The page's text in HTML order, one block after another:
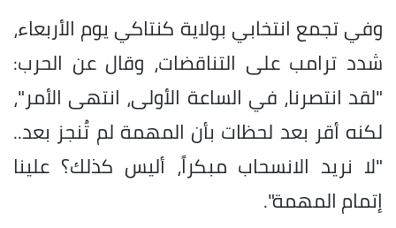
وفي تجمع انتخابي بولاية كنتاكي يوم الأربعاء،
شدد ترامب على التناقضات، وقال عن الحرب:
"لقد انتصرنا، في الساعة الأولى، انتهى الأمر"،
لكنه أقر بعد لحظات بأن المهمة لم تُنجز بعد..
"لا نريد الانسحاب مبكراً، أليس كذلك؟ علينا
إتمام المهمة".